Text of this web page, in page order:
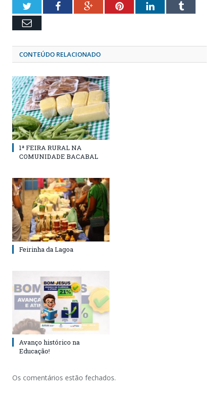
TwitterFacebookGoogle+PinterestLinkedInTumblr
Email
CONTEÚDO RELACIONADO
1ª FEIRA RURAL NA
COMUNIDADE BACABAL
Feirinha da Lagoa
Avanço histórico na
Educação!
Os comentários estão fechados.